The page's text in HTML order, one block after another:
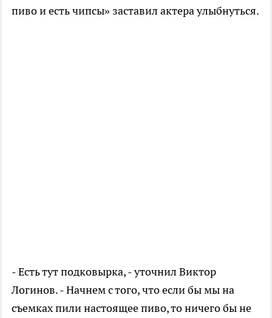
пиво и есть чипсы» заставил актера улыбнуться.
- Есть тут подковырка, - уточнил Виктор
Логинов. - Начнем с того, что если бы мы на
съемках пили настоящее пиво, то ничего бы не